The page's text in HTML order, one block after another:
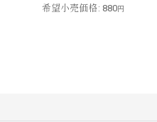
希望小売価格: 880円